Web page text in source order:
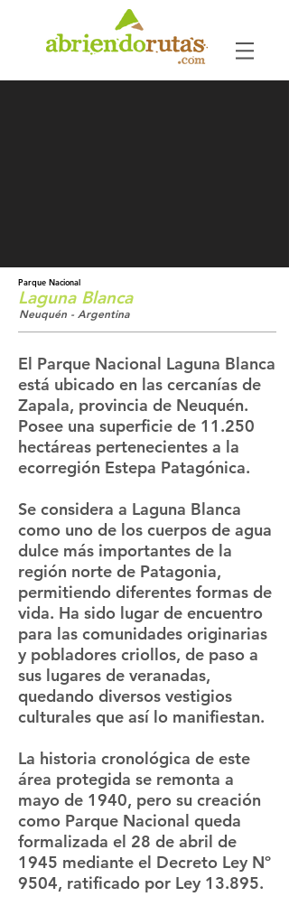
Parque Nacional
Laguna Blanca
Neuquén - Argentina
El Parque Nacional Laguna Blanca
está ubicado en las cercanías de
Zapala, provincia de Neuquén.
Posee una superficie de 11.250
hectáreas pertenecientes a la
ecorregión Estepa Patagónica.
Se considera a Laguna Blanca
como uno de los cuerpos de agua
dulce más importantes de la
región norte de Patagonia,
permitiendo diferentes formas de
vida. Ha sido lugar de encuentro
para las comunidades originarias
y pobladores criollos, de paso a
sus lugares de veranadas,
quedando diversos vestigios
culturales que así lo manifiestan.
La historia cronológica de este
área protegida se remonta a
mayo de 1940, pero su creación
como Parque Nacional queda
formalizada el 28 de abril de
1945 mediante el Decreto Ley Nº
9504, ratificado por Ley 13.895.